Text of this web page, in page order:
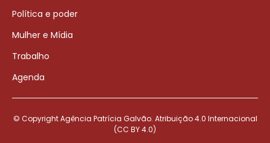
Política e poder
Mulher e Mídia
Trabalho
Agenda
© Copyright Agência Patrícia Galvão. Atribuição 4.0 Internacional
(CC BY 4.0)